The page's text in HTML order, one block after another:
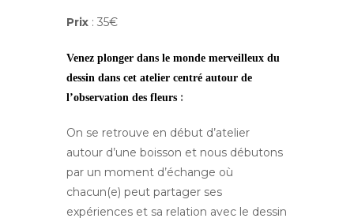
Prix : 35€
Venez plonger dans le monde merveilleux du
dessin dans cet atelier centré autour de
l’observation des fleurs :
On se retrouve en début d’atelier
autour d’une boisson et nous débutons
par un moment d’échange où
chacun(e) peut partager ses
expériences et sa relation avec le dessin